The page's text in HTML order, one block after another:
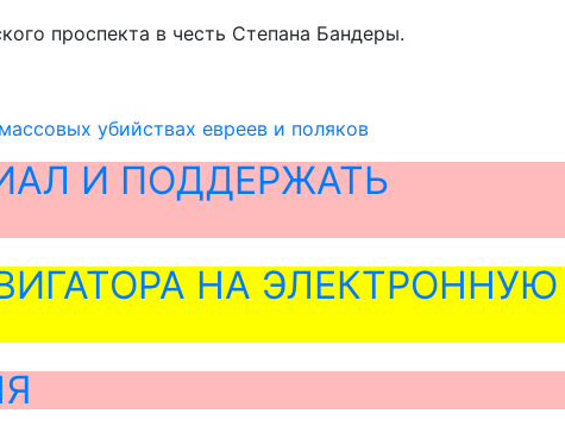
проспекта в честь Степана Бандеры.
убийствах евреев и поляков
И ПОДДЕРЖАТЬ
НА ЭЛЕКТРОННУЮ